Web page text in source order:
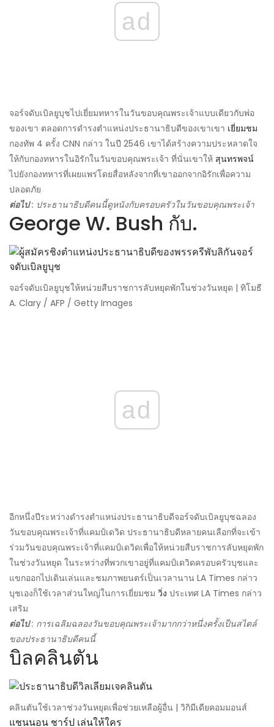
ad
จอร์จดับเบิลยูบุชไปเยี่ยมทหารในวันขอบคุณพระเจ้าแบบเดียวกับพ่อ
ของเขา ตลอดการดำรงตำแหน่งประธานาธิบดีของเขาเขา เยี่ยมชม
กองทัพ 4 ครั้ง CNN กล่าว ในปี 2546 เขาได้สร้างความประหลาดใจ
ให้กับกองทหารในอิรักในวันขอบคุณพระเจ้า ที่นั่นเขาให้ สุนทรพจน์
ไปยังกองทหารที่เผยแพร่โดยสื่อหลังจากที่เขาออกจากอิรักเพื่อความ
ปลอดภัย
ต่อไป: ประธานาธิบดีคนนี้ดูหนังกับครอบครัวในวันขอบคุณพระเจ้า
George W. Bush กับ.
จอร์จดับเบิลยูบุชให้หน่วยสืบราชการลับหยุดพักในช่วงวันหยุด | ทิโมธี
A. Clary / AFP / Getty Images
ad
อีกหนึ่งปีระหว่างดำรงตำแหน่งประธานาธิบดีจอร์จดับเบิลยูบุชฉลอง
วันขอบคุณพระเจ้าที่แคมป์เดวิด ประธานาธิบดีหลายคนเลือกที่จะเข้า
ร่วมวันขอบคุณพระเจ้าที่แคมป์เดวิดเพื่อให้หน่วยสืบราชการลับหยุดพัก
ในช่วงวันหยุด ในระหว่างที่พวกเขาอยู่ที่แคมป์เดวิดครอบครัวบุชและ
แขกออกไปเดินเล่นและชมภาพยนตร์เป็นเวลานาน LA Times กล่าว
บุชเองก็ใช้เวลาส่วนใหญ่ในการเยี่ยมชม วิ่ง ประเทศ LA Times กล่าว
เสริม
ต่อไป: การเฉลิมฉลองวันขอบคุณพระเจ้ามากกว่าหนึ่งครั้งเป็นสไตล์
ของประธานาธิบดีคนนี้
บิลคลินตัน
คลินตันใช้เวลาช่วงวันหยุดเพื่อช่วยเหลือผู้อื่น | วิกิมีเดียคอมมอนส์
แชนนอน ชาร์ป เล่นให้ใคร